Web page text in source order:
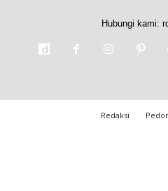
Hubungi kami:
Redaksi